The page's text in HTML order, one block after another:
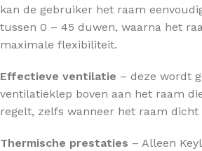
kan de gebruiker het raam
tussen 0 – 45 duwen, waarna het
maximale flexibiliteit.
Effectieve ventilatie – deze wordt
ventilatieklep boven aan het raam
regelt, zelfs wanneer het raam dicht
Thermische prestaties – Alleen